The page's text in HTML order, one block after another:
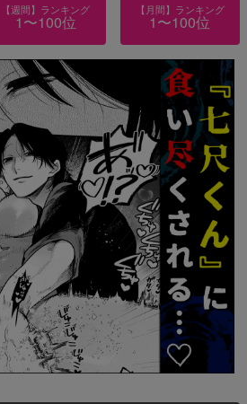
【週間】ランキング
1〜100位
【月間】ランキング
1〜100位